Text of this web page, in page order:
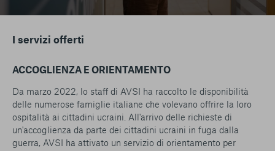
I servizi offerti
ACCOGLIENZA E ORIENTAMENTO
Da marzo 2022, lo staff di AVSI ha raccolto le disponibilità
delle numerose famiglie italiane che volevano offrire la loro
ospitalità ai cittadini ucraini. All'arrivo delle richieste di
un'accoglienza da parte dei cittadini ucraini in fuga dalla
guerra, AVSI ha attivato un servizio di orientamento per